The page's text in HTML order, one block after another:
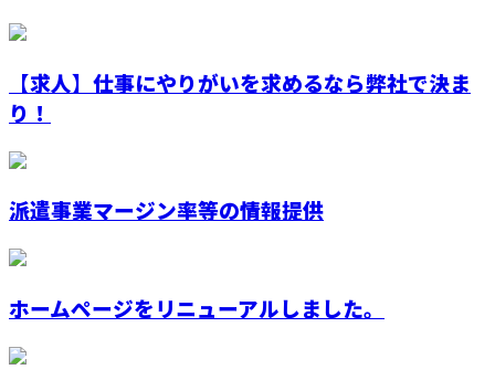
【求人】仕事にやりがいを求めるなら弊社で決ま
り！
派遣事業マージン率等の情報提供
ホームページをリニューアルしました。